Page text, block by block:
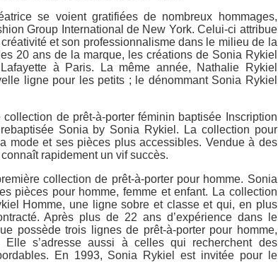
se voient gratifiées de nombreux hommages,
Group International de New York. Celui-ci attribue
et son professionnalisme dans le milieu de la
20 ans de la marque, les créations de Sonia Rykiel
à Paris. La même année, Nathalie Rykiel
ligne pour les petits ; le dénommant Sonia Rykiel
de prêt-à-porter féminin baptisée Inscription
Sonia by Sonia Rykiel. La collection pour
mode et ses pièces plus accessibles. Vendue à des
rapidement un vif succès.
collection de prêt-à-porter pour homme. Sonia
pièces pour homme, femme et enfant. La collection
Homme, une ligne sobre et classe et qui, en plus
Après plus de 22 ans d’expérience dans le
possède trois lignes de prêt-à-porter pour homme,
s’adresse aussi à celles qui recherchent des
En 1993, Sonia Rykiel est invitée pour le